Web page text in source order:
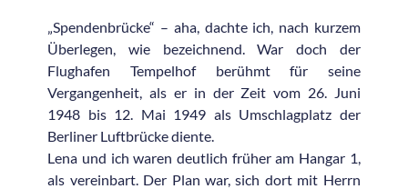
„Spendenbrücke“ – aha, dachte ich, nach kurzem
Überlegen, wie bezeichnend. War doch der
Flughafen Tempelhof berühmt für seine
Vergangenheit, als er in der Zeit vom 26. Juni
1948 bis 12. Mai 1949 als Umschlagplatz der
Berliner Luftbrücke diente.
Lena und ich waren deutlich früher am Hangar 1,
als vereinbart. Der Plan war, sich dort mit Herrn